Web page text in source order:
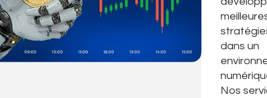
dans un
Nos